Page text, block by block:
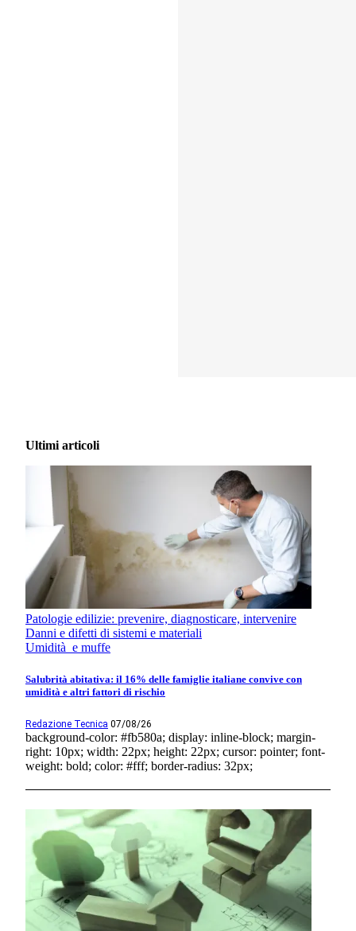
Ultimi articoli
Patologie edilizie: prevenire, diagnosticare, intervenire
Danni e difetti di sistemi e materiali
Umidità e muffe
Salubrità abitativa: il 16% delle famiglie italiane convive con
umidità e altri fattori di rischio
Redazione Tecnica 07/08/26
background-color: #fb580a; display: inline-block; margin-
right: 10px; width: 22px; height: 22px; cursor: pointer; font-
weight: bold; color: #fff; border-radius: 32px;